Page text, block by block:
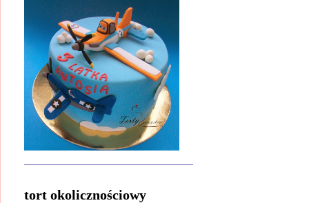
tort okolicznościowy